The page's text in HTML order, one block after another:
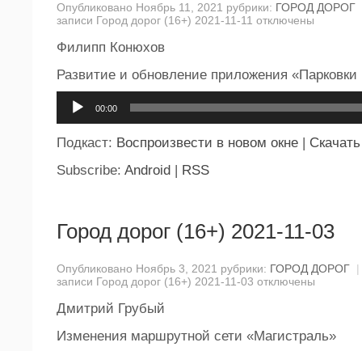
Опубликовано Ноябрь 11, 2021 рубрики: ГОРОД ДОРОГ
записи Город дорог (16+) 2021-11-11 отключены
Филипп Конюхов
Развитие и обновление приложения
00:00
Подкаст: Воспроизвести в новом окне
Скачать
Subscribe: Android RSS
Город дорог (16+) 2021-11-03
Опубликовано Ноябрь 3, 2021 рубрики: ГОРОД ДОРОГ |
записи Город дорог (16+) 2021-11-03 отключены
Дмитрий Грубый
Изменения маршрутной сети «Магистраль»